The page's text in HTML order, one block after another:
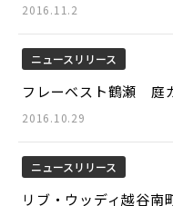
2016.11.2
ニュースリリース
フレーベスト鶴瀬 庭
2016.10.29
ニュースリリース
リブ・ウッディ越谷南